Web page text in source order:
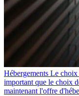
Hébergements Le choix
important que le choix
maintenant l'offre